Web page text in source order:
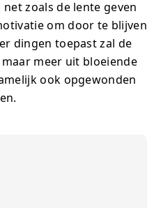
zoals de lente geven
om door te blijven
dingen toepast zal de
meer uit bloeiende
ook opgewonden